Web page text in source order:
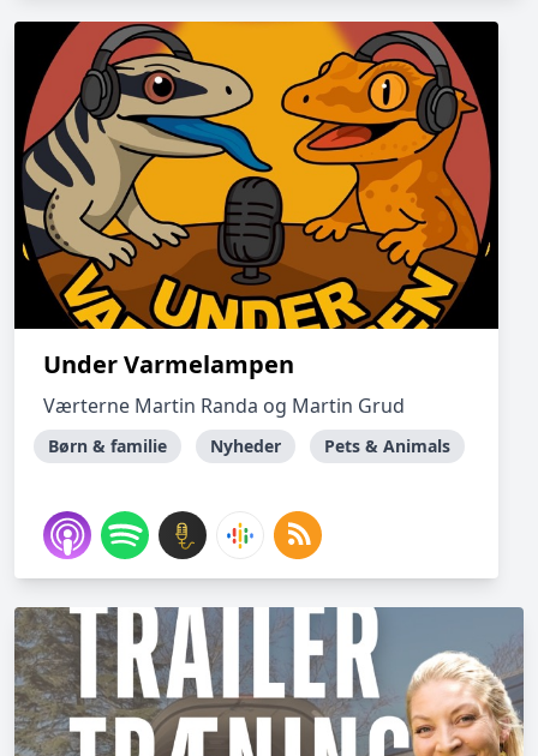
Under Varmelampen
Værterne Martin Randa og Martin Grud
Børn & familie Nyheder Pets & Animals